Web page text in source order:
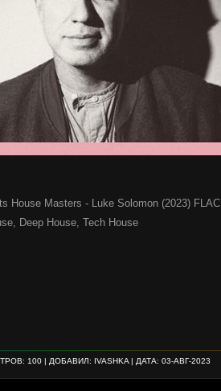
House Masters - Luke Solomon (2023) FLAC
Deep House, Tech House
100 | ДОБАВИЛ: IVASHKA| ДАТА: 03-АВГ-2023